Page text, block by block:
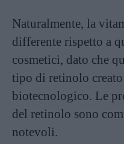
Naturalmente, la
differente rispetto a
cosmetici, dato che
tipo di retinolo
biotecnologico. Le
del retinolo sono
notevoli.